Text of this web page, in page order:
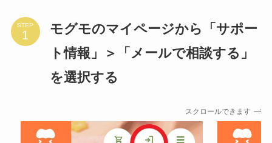
STEP
モグモのマイページから「サポー
ト情報」＞「メールで相談する」
を選択する
スクロールできます